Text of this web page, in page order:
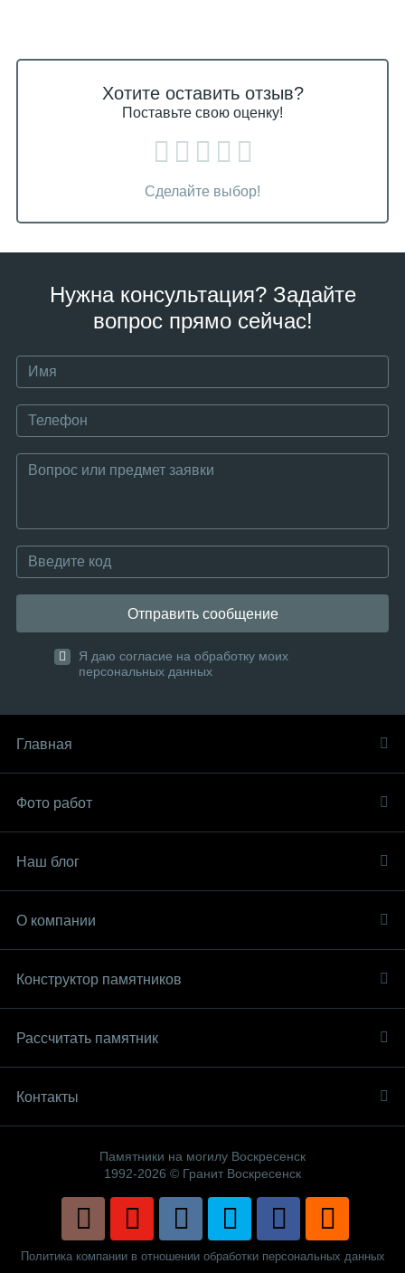
Хотите оставить отзыв?
Поставьте свою оценку!
Сделайте выбор!
Нужна консультация? Задайте
вопрос прямо сейчас!
Отправить сообщение
Я даю согласие на обработку моих
персональных данных
Главная
Фото работ
Наш блог
О компании
Конструктор памятников
Рассчитать памятник
Контакты
Памятники на могилу Воскресенск
1992-2026 © Гранит Воскресенск
Политика компании в отношении обработки персональных данных